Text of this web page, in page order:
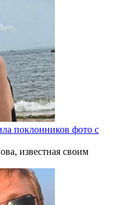
поклонников фото с
известная своим